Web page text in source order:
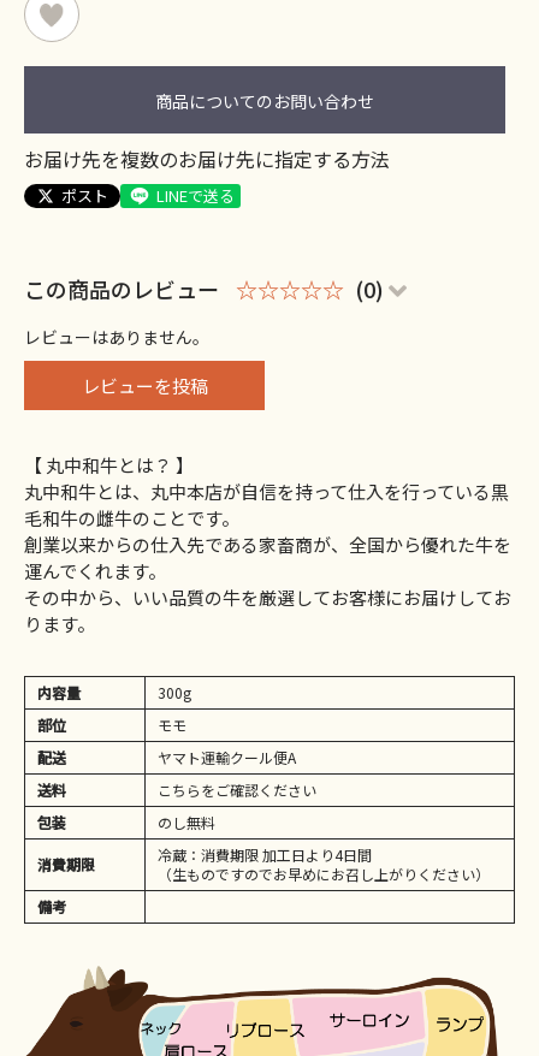
商品についてのお問い合わせ
お届け先を複数のお届け先に指定する方法
ポスト LINEで送る
この商品のレビュー ☆☆☆☆☆ (0)
レビューはありません。
レビューを投稿
【 丸中和牛とは？ 】
丸中和牛とは、丸中本店が自信を持って仕入を行っている黒
毛和牛の雌牛のことです。
創業以来からの仕入先である家畜商が、全国から優れた牛を
運んでくれます。
その中から、いい品質の牛を厳選してお客様にお届けしてお
ります。
内容量
300g
部位
モモ
配送
ヤマト運輸クール便A
送料
こちらをご確認ください
包装
のし無料
消費期限
冷蔵：消費期限 加工日より4日間
（生ものですのでお早めにお召し上がりください）
備考